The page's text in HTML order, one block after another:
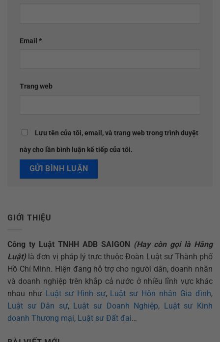
Email *
Trang web
Lưu tên của tôi, email, và trang web trong trình duyệt
này cho lần bình luận kế tiếp của tôi.
GIỚI THIỆU
Công ty Luật TNHH ADB SAIGON (Hay còn gọi là Hãng
Luật) là đơn vị pháp lý trực thuộc Đoàn Luật sư Thành phố
Hồ Chí Minh. Hiện đang hỗ trợ cho người dân, doanh nhân
và doanh nghiệp trên khắp cả nước ở nhiều lĩnh vực khác
nhau như Luật sư Hình sự, Luật sư Hôn nhân Gia đình,
Luật sư Dân sự, Luật sư Doanh Nghiệp, Luật sư Kinh
doanh Thương mại, Luật sư Đất đai…